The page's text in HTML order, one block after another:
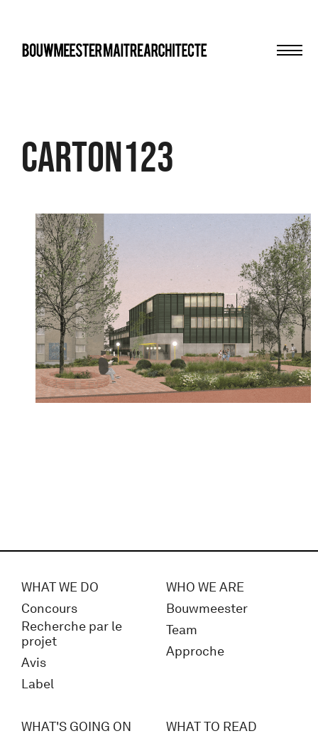
CARTON123
WHAT WE DO
Concours
Recherche par le
projet
Avis
Label
WHO WE ARE
Bouwmeester
Team
Approche
WHAT'S GOING ON
WHAT TO READ